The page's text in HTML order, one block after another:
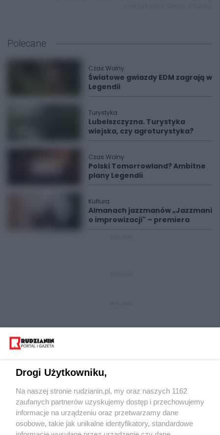
Polecane
Czas Wolny
Światowe gwiazdy EDM zagrają w
Legendii
Turystyka
Lubelszczyzna. Turystyka
wiejska, czy agroturystyka?
Czas Wolny
Polski Tomorrowland? Ambitne
plany Legendii
Kultura
Almanach jazzmanów „Jazzmani
o improwizacji" – premiera
Wydawca mediów lokalnych
Drogi Użytkowniku,
Na naszej stronie rudzianin.pl, my oraz naszych 1162
zaufanych partnerów uzyskujemy dostęp i przechowujemy
informacje na urządzeniu oraz przetwarzamy dane
osobowe, takie jak unikalne identyfikatory, standardowe